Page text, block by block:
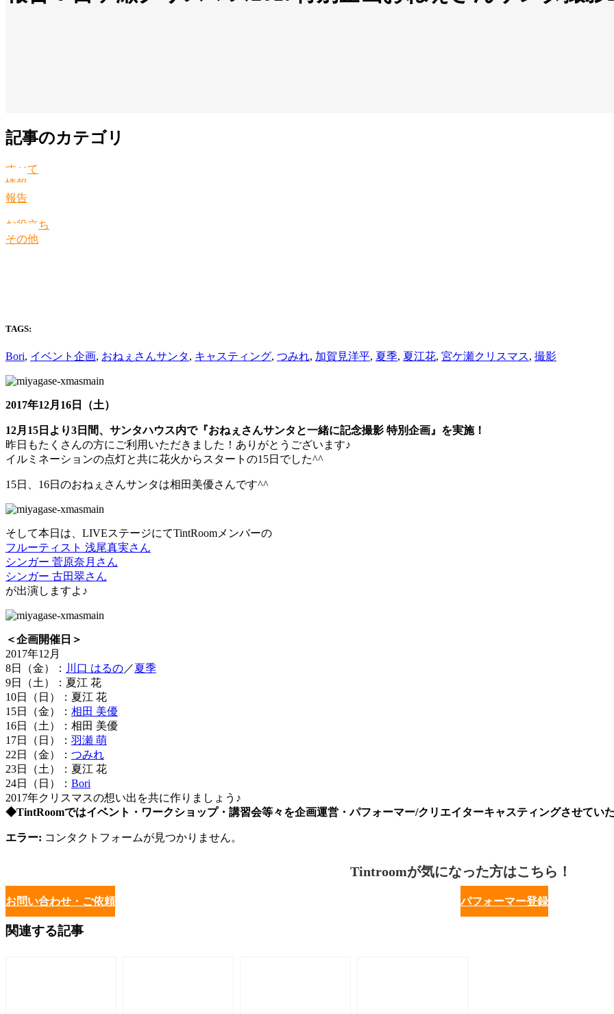
記事のカテゴリ
すべて
情報
報告
お役立ち
その他
TAGS:
Bori, イベント企画, おねぇさんサンタ, キャスティング, つみれ, 加賀見洋平, 夏季, 夏江花, 宮ケ瀬クリスマス, 撮影
2017年12月16日（土）
12月15日より3日間、サンタハウス内で『おねぇさんサンタと一緒に記念撮影 特別企画』を実施！
昨日もたくさんの方にご利用いただきました！ありがとうございます♪
イルミネーションの点灯と共に花火からスタートの15日でした^^
15日、16日のおねぇさんサンタは相田美優さんです^^
そして本日は、LIVEステージにてTintRoomメンバーの
フルーティスト 浅尾真実さん
シンガー 菅原奈月さん
シンガー 古田翠さん
が出演しますよ♪
＜企画開催日＞
2017年12月
8日（金）： 川口 はるの／夏季
9日（土）：夏江 花
10日（日）：夏江 花
15日（金）： 相田 美優
16日（土）：相田 美優
17日（日）： 羽瀬 萌
22日（金）： つみれ
23日（土）：夏江 花
24日（日）： Bori
2017年クリスマスの想い出を共に作りましょう♪
◆TintRoomではイベント・ワークショップ・講習会等々を企画運営・パフォーマー/クリエイターキャスティングさせてい
エラー: コンタクトフォームが見つかりません。
Tintroomが気になった方はこちら！
お問い合わせ・ご依頼 パフォーマー登録
関連する記事